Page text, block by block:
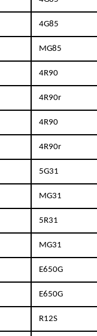
4G85
MG85
4R90
4R90r
4R90
4R90r
5G31
MG31
5R31
MG31
E650G
E650G
R12S